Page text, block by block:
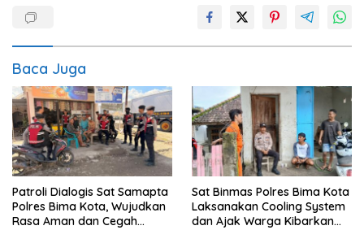
Baca Juga
Patroli Dialogis Sat Samapta
Polres Bima Kota, Wujudkan
Rasa Aman dan Cegah
Sat Binmas Polres Bima Kota
Laksanakan Cooling System
dan Ajak Warga Kibarkan